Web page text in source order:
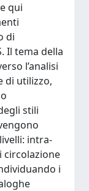
qui
di
Il tema della
l’analisi
di utilizzo,
stili
intra-
circolazione
i